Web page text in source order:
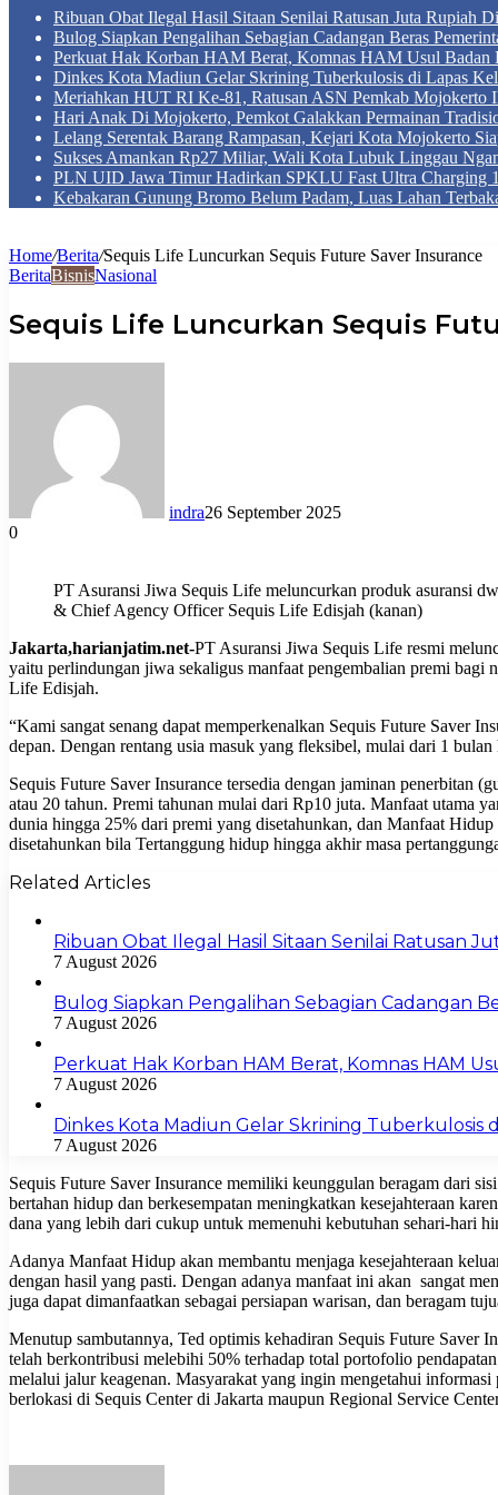
Ribuan Obat Ilegal Hasil Sitaan Senilai Ratusan Juta Rupiah
Bulog Siapkan Pengalihan Sebagian Cadangan Beras
Perkuat Hak Korban HAM Berat, Komnas HAM Usul Badan
Dinkes Kota Madiun Gelar Skrining Tuberkulosis di Lapas
Meriahkan HUT RI Ke-81, Ratusan ASN Pemkab Mojokerto
Hari Anak Di Mojokerto, Pemkot Galakkan Permainan
Lelang Serentak Barang Rampasan, Kejari Kota Mojokerto
Sukses Amankan Rp27 Miliar, Wali Kota Lubuk Linggau
PLN UID Jawa Timur Hadirkan SPKLU Fast Ultra Charging
Kebakaran Gunung Bromo Belum Padam, Luas Lahan
Home/Berita/Sequis Life Luncurkan Sequis Future Saver Insurance
BeritaBisnisNasional
Sequis Life Luncurkan Sequis
indra26 September 2025
0
PT Asuransi Jiwa Sequis Life meluncurkan produk asuransi
& Chief Agency Officer Sequis Life Edisjah (kanan)
Jakarta,harianjatim.net-PT Asuransi Jiwa Sequis Life resmi
yaitu perlindungan jiwa sekaligus manfaat pengembalian premi
Life Edisjah.
“Kami sangat senang dapat memperkenalkan Sequis Future Saver
depan. Dengan rentang usia masuk yang fleksibel, mulai dari 1
Sequis Future Saver Insurance tersedia dengan jaminan penerbitan
atau 20 tahun. Premi tahunan mulai dari Rp10 juta. Manfaat utama
dunia hingga 25% dari premi yang disetahunkan, dan Manfaat
disetahunkan bila Tertanggung hidup hingga akhir masa
Related Articles
Ribuan Obat Ilegal Hasil Sitaan Senilai Ratusan
7 August 2026
Bulog Siapkan Pengalihan Sebagian Cadangan
7 August 2026
Perkuat Hak Korban HAM Berat, Komnas HAM
7 August 2026
Dinkes Kota Madiun Gelar Skrining Tuberkulosis
7 August 2026
Sequis Future Saver Insurance memiliki keunggulan beragam dari
bertahan hidup dan berkesempatan meningkatkan kesejahteraan
dana yang lebih dari cukup untuk memenuhi kebutuhan sehari-hari
Adanya Manfaat Hidup akan membantu menjaga kesejahteraan
dengan hasil yang pasti. Dengan adanya manfaat ini akan sangat
juga dapat dimanfaatkan sebagai persiapan warisan, dan beragam
Menutup sambutannya, Ted optimis kehadiran Sequis Future Saver
telah berkontribusi melebihi 50% terhadap total portofolio
melalui jalur keagenan. Masyarakat yang ingin mengetahui
berlokasi di Sequis Center di Jakarta maupun Regional Service